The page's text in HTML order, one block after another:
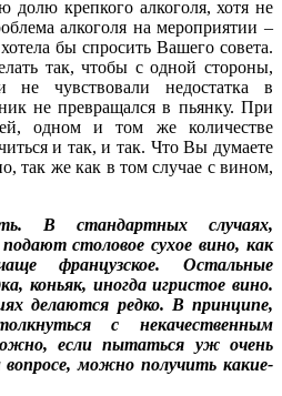
долю крепкого алкоголя, хотя не
алкоголя на мероприятии –
бы спросить Вашего совета.
так, чтобы с одной стороны,
чувствовали недостатка в
не превращался в пьянку. При
одном и том же количестве
и так, и так. Что Вы думаете
так же как в том случае с вином,
В стандартных случаях,
столовое сухое вино, как
французское. Остальные
коньяк, иногда игристое вино.
делаются редко. В принципе,
с некачественным
если пытаться уж очень
можно получить какие-